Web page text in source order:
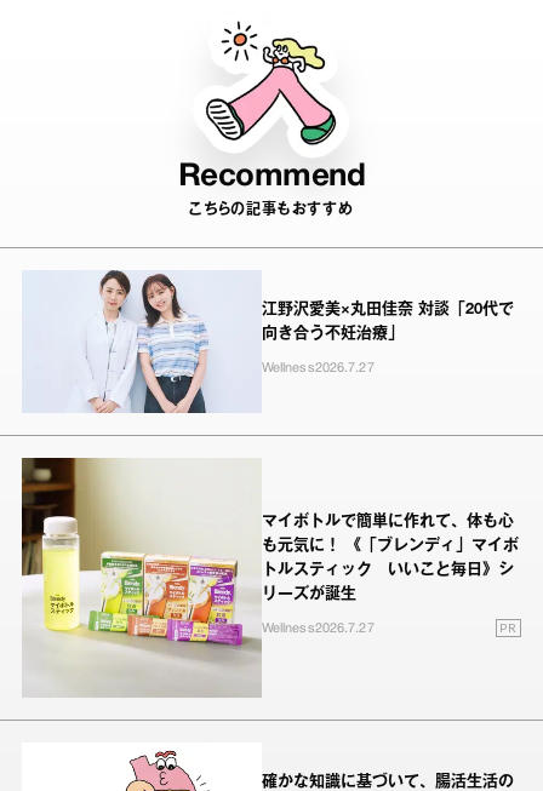
Recommend
こちらの記事もおすすめ
江野沢愛美×丸田佳奈 対談「20代で
向き合う不妊治療」
Wellness2026.7.27
マイボトルで簡単に作れて、体も心
も元気に！ 《「ブレンディ」マイボ
トルスティック いいこと毎日》シ
リーズが誕生
Wellness2026.7.27 PR
確かな知識に基づいて、腸活生活の